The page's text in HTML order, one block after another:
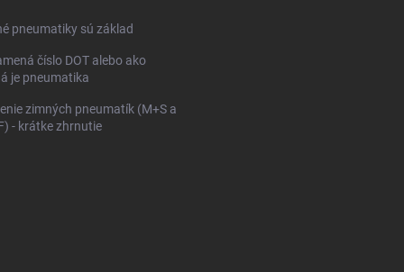
pneumatiky sú základ
číslo DOT alebo ako
je pneumatika
zimných pneumatík (M+S a
- krátke zhrnutie